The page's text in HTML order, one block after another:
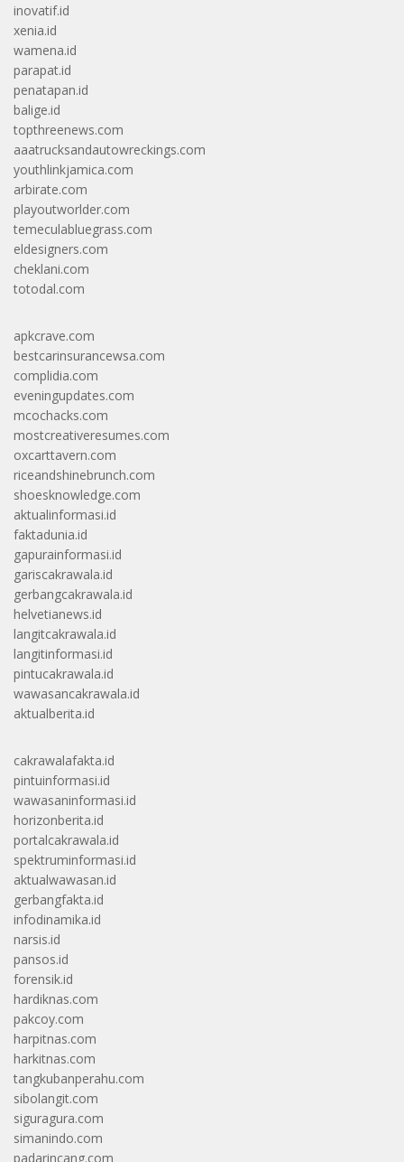
inovatif.id
xenia.id
wamena.id
parapat.id
penatapan.id
balige.id
topthreenews.com
aaatrucksandautowreckings.com
youthlinkjamica.com
arbirate.com
playoutworlder.com
temeculabluegrass.com
eldesigners.com
cheklani.com
totodal.com
apkcrave.com
bestcarinsurancewsa.com
complidia.com
eveningupdates.com
mcochacks.com
mostcreativeresumes.com
oxcarttavern.com
riceandshinebrunch.com
shoesknowledge.com
aktualinformasi.id
faktadunia.id
gapurainformasi.id
gariscakrawala.id
gerbangcakrawala.id
helvetianews.id
langitcakrawala.id
langitinformasi.id
pintucakrawala.id
wawasancakrawala.id
aktualberita.id
cakrawalafakta.id
pintuinformasi.id
wawasaninformasi.id
horizonberita.id
portalcakrawala.id
spektruminformasi.id
aktualwawasan.id
gerbangfakta.id
infodinamika.id
narsis.id
pansos.id
forensik.id
hardiknas.com
pakcoy.com
harpitnas.com
harkitnas.com
tangkubanperahu.com
sibolangit.com
siguragura.com
simanindo.com
padarincang.com